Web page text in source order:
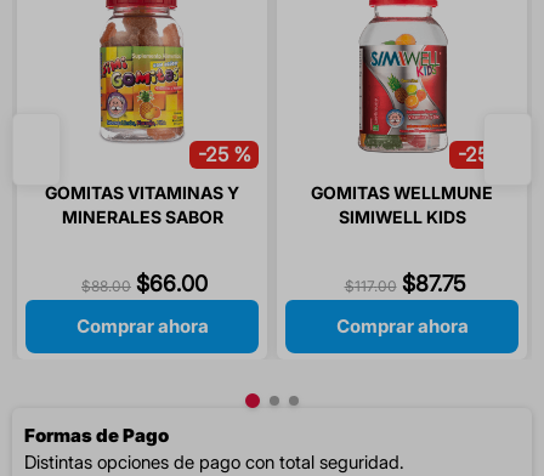
-25 %
GOMITAS VITAMINAS Y
MINERALES SABOR
GOMITAS
$88.00 $66.00
Comprar ahora
-25 %
GOMITAS WELLMUNE
SIMIWELL KIDS
GOMITAS
$117.00 $87.75
Comprar ahora
Formas de Pago
Distintas opciones de pago con total seguridad.